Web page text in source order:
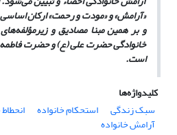
«آرامش» و «مودت و رحمت» ارکان
و بر همین مبنا مصادیق و
خانوادگی حضرت علی (ع) و حضرت
است.
کلیدواژه‌ها
سبک زندگی
استحکام خانواده
آرامش خانواده